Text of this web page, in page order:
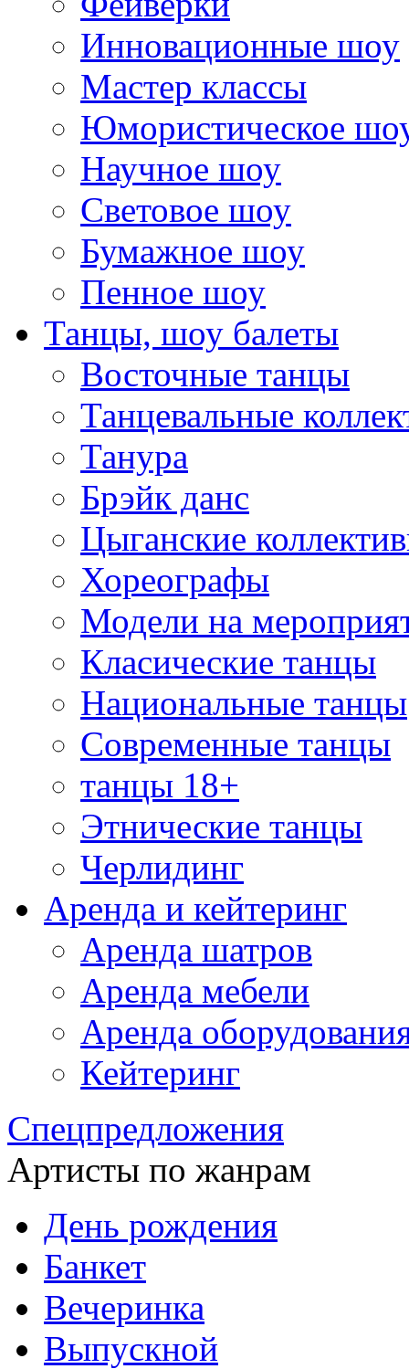
Инновационные шоу
Мастер классы
Юмористическое
Научное шоу
Световое шоу
Бумажное шоу
Пенное шоу
Танцы, шоу балеты
Восточные танцы
Танцевальные
Танура
Брэйк данс
Цыганские
Хореографы
Модели на
Класические танцы
Национальные танцы
Современные танцы
танцы 18+
Этнические танцы
Черлидинг
Аренда и кейтеринг
Аренда шатров
Аренда мебели
Аренда
Кейтеринг
Спецпредложения
Артисты по жанрам
День рождения
Банкет
Вечеринка
Выпускной